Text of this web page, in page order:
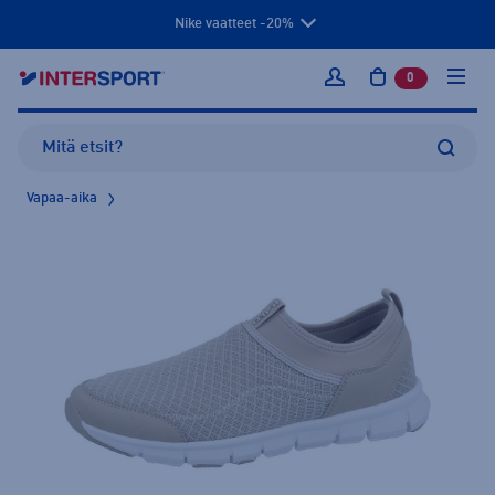
Nike vaatteet -20%
Kirjaudu sisään
0 tuotetta
Vapaa-aika